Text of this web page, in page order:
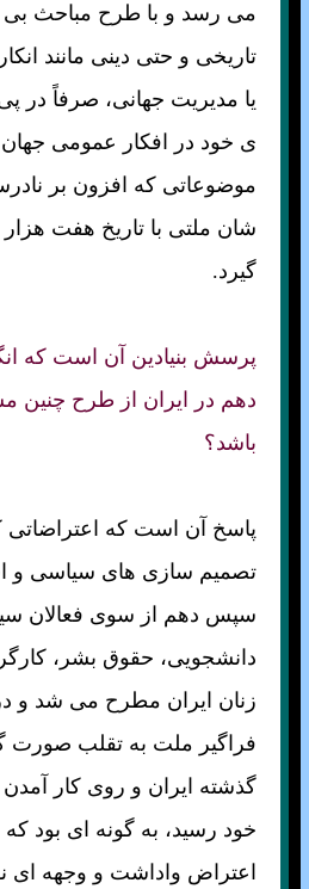
می رسد و با طرح مباحث بی
تاريخی و حتی دينی مانند
يا مديريت جهانی، صرفاً در
ی خود در افكار عمومی
موضوعاتی كه افزون بر
شان ملتی با تاريخ هفت هزار
گيرد.
پرسش بنيادين آن است كه
دهم در ايران از طرح چنين
باشد؟
پاسخ آن است كه اعتراضاتی
تصميم سازی های سياسی و
سپس دهم از سوی فعالان
دانشجويی، حقوق بشر،
زنان ايران مطرح می شد و
فراگير ملت به تقلب صورت
گذشته ايران و روی كار آمدن
خود رسيد، به گونه ای بود كه
اعتراض واداشت و وجهه ای